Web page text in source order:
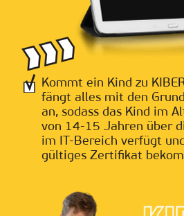
Kommt ein Kind zu
fängt alles mit den
an, sodass das Kind im
von 14-15 Jahren über
im IT-Bereich verfügt
gültiges Zertifikat